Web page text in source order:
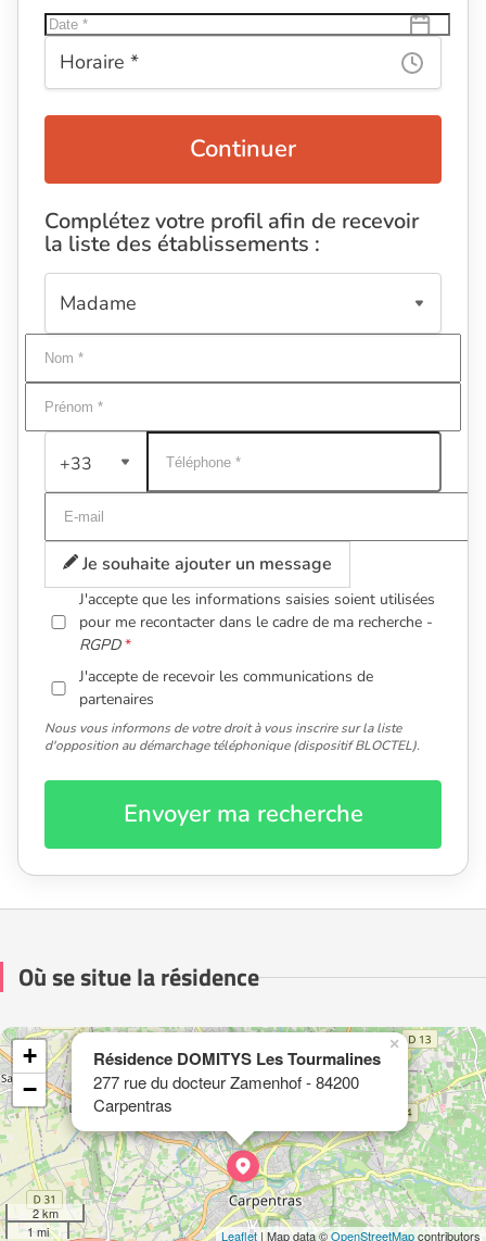
Continuer
Complétez votre profil afin de recevoir
la liste des établissements :
+33
Je souhaite ajouter un message
J'accepte que les informations saisies soient utilisées
pour me recontacter dans le cadre de ma recherche -
RGPD
J'accepte de recevoir les communications de
partenaires
Nous vous informons de votre droit à vous inscrire sur la liste
d'opposition au démarchage téléphonique (dispositif BLOCTEL).
Envoyer ma recherche
Où se situe la résidence
Résidence DOMITYS Les Tourmalines
277 rue du docteur Zamenhof - 84200
Carpentras
×
+
−
2 km
1 mi
Leaflet| Map data ©OpenStreetMapcontributors